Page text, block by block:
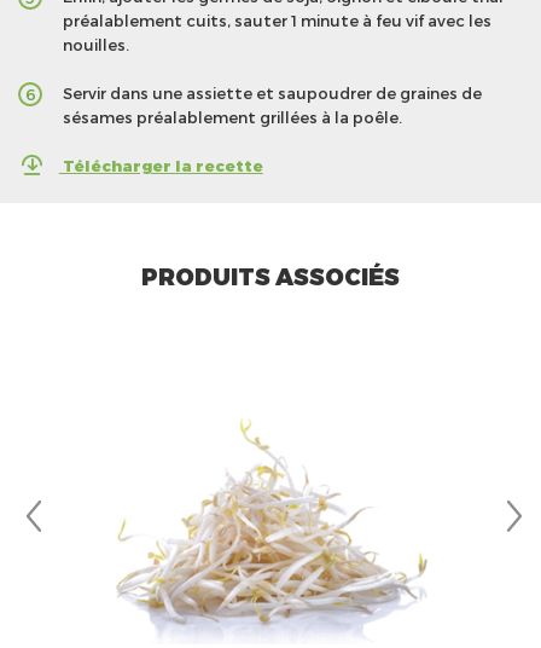
préalablement cuits, sauter 1 minute à feu vif avec les
nouilles.
6
Servir dans une assiette et saupoudrer de graines de
sésames préalablement grillées à la poêle.
Télécharger la recette
PRODUITS ASSOCIÉS